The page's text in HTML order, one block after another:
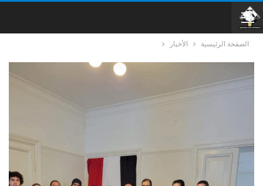
الصفحة الرئيسية الأخبار